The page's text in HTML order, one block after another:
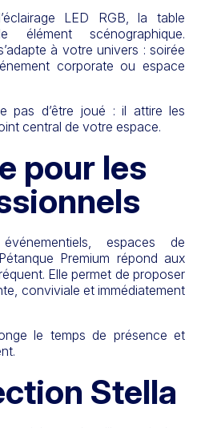
LED RGB, la table
élément scénographique.
à votre univers : soirée
corporate ou espace
pas d’être joué : il attire les
central de votre espace.
pour les
espaces de
Premium répond aux
Elle permet de proposer
conviviale et immédiatement
le temps de présence et
Stella